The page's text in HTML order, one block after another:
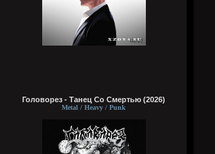
Головорез - Tанец Со Смертью (2026)
Metal / Heavy / Punk